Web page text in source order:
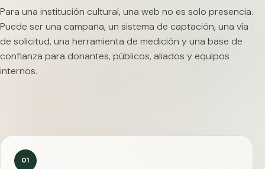
Para una institución cultural, una web no es solo presencia.
Puede ser una campaña, un sistema de captación, una vía
de solicitud, una herramienta de medición y una base de
confianza para donantes, públicos, aliados y equipos
internos.
01